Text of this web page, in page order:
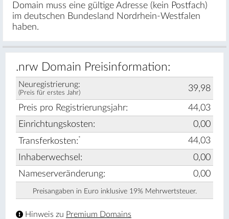
Domain muss eine gültige Adresse (kein Postfach)
im deutschen Bundesland Nordrhein-Westfalen
haben.
.nrw Domain Preisinformation:
Neuregistrierung:
(Preis für erstes Jahr) 39,98
Preis pro Registrierungsjahr:
44,03
Einrichtungskosten:
0,00
Transferkosten:*
44,03
Inhaberwechsel:
0,00
Nameserveränderung:
0,00
Preisangaben in Euro inklusive 19% Mehrwertsteuer.
Hinweis zu Premium Domains